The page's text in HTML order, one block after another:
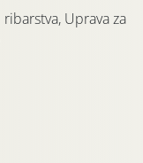
Uprava za